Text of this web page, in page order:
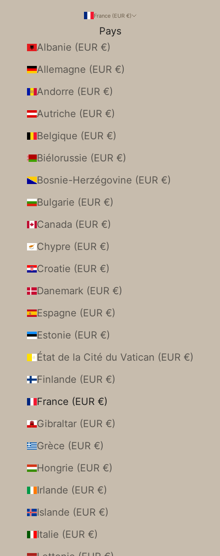
France (EUR €)
Pays
Albanie (EUR €)
Allemagne (EUR €)
Andorre (EUR €)
Autriche (EUR €)
Belgique (EUR €)
Biélorussie (EUR €)
Bosnie-Herzégovine (EUR €)
Bulgarie (EUR €)
Canada (EUR €)
Chypre (EUR €)
Croatie (EUR €)
Danemark (EUR €)
Espagne (EUR €)
Estonie (EUR €)
État de la Cité du Vatican (EUR €)
Finlande (EUR €)
France (EUR €)
Gibraltar (EUR €)
Grèce (EUR €)
Hongrie (EUR €)
Irlande (EUR €)
Islande (EUR €)
Italie (EUR €)